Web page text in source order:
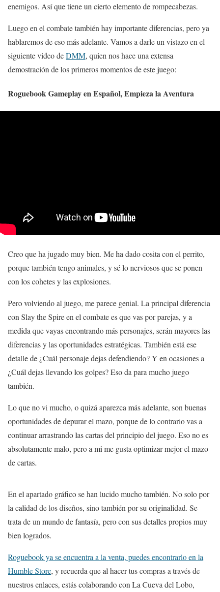
enemigos. Así que tiene un cierto elemento de rompecabezas.
Luego en el combate también hay importante diferencias, pero ya
hablaremos de eso más adelante. Vamos a darle un vistazo en el
siguiente video deDMM, quien nos hace una extensa
demostración de los primeros momentos de este juego:
Roguebook Gameplay en Español, Empieza la Aventura
Creo que ha jugado muy bien. Me ha dado cosita con el perrito,
porque también tengo animales, y sé lo nerviosos que se ponen
con los cohetes y las explosiones.
Pero volviendo al juego, me parece genial. La principal diferencia
con Slay the Spire en el combate es que vas por parejas, y a
medida que vayas encontrando más personajes, serán mayores las
diferencias y las oportunidades estratégicas. También está ese
detalle de ¿Cuál personaje dejas defendiendo? Y en ocasiones a
¿Cuál dejas llevando los golpes? Eso da para mucho juego
también.
Lo que no vi mucho, o quizá aparezca más adelante, son buenas
oportunidades de depurar el mazo, porque de lo contrario vas a
continuar arrastrando las cartas del principio del juego. Eso no es
absolutamente malo, pero a mi me gusta optimizar mejor el mazo
de cartas.
En el apartado gráfico se han lucido mucho también. No solo por
la calidad de los diseños, sino también por su originalidad. Se
trata de un mundo de fantasía, pero con sus detalles propios muy
bien logrados.
Roguebook ya se encuentra a la venta, puedes encontrarlo en la
Humble Store, y recuerda que al hacer tus compras a través de
nuestros enlaces, estás colaborando con La Cueva del Lobo,